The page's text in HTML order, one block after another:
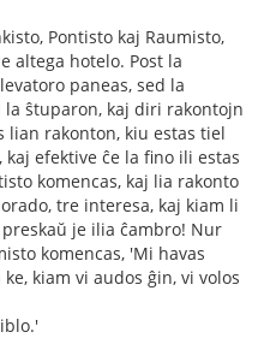
Pontisto kaj Raumisto,
altega hotelo. Post la
paneas, sed la
ŝtuparon, kaj diri rakontojn
lian rakonton, kiu estas tiel
efektive ĉe la fino ili estas
komencas, kaj lia rakonto
tre interesa, kaj kiam li
je ilia ĉambro! Nur
komencas, 'Mi havas
kiam vi audos ĝin, vi volos